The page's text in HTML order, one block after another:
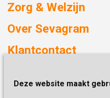
Deze website maakt
Zorg & Welzijn
Huizen met zorg
Over Sevagram
Duurzaamheid
Kwaliteit & Klantbeleving
Klantcontact
6419 PB Heerlen